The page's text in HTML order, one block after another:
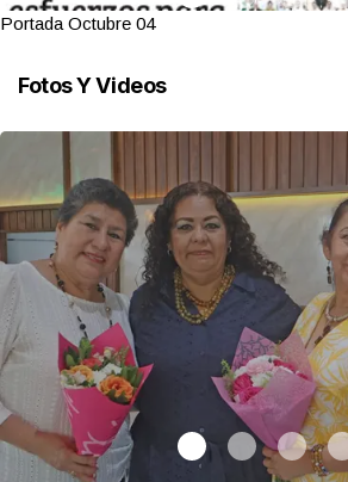
Portada Octubre 04
Fotos Y Videos